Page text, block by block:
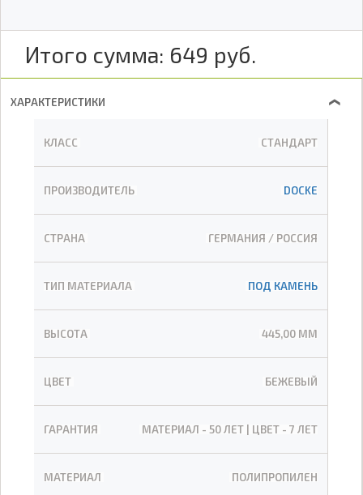
Итого сумма: 649 руб.
ХАРАКТЕРИСТИКИ ❯
КЛАСС СТАНДАРТ
ПРОИЗВОДИТЕЛЬ DOCKE
СТРАНА ГЕРМАНИЯ / РОССИЯ
ТИП МАТЕРИАЛА ПОД КАМЕНЬ
ВЫСОТА 445,00 ММ
ЦВЕТ БЕЖЕВЫЙ
ГАРАНТИЯ МАТЕРИАЛ - 50 ЛЕТ | ЦВЕТ - 7 ЛЕТ
МАТЕРИАЛ ПОЛИПРОПИЛЕН